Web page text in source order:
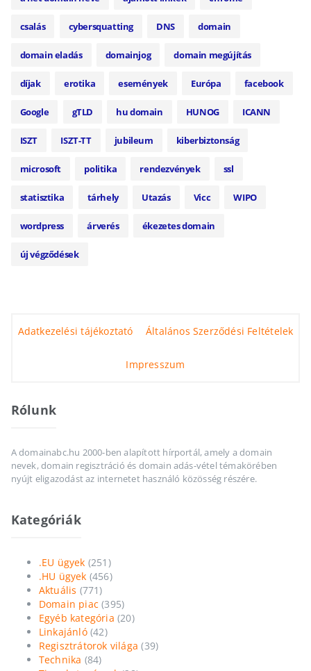
csalás cybersquatting DNS domain
domain eladás domainjog domain megújítás
díjak erotika események Európa facebook
Google gTLD hu domain HUNOG ICANN
ISZT ISZT-TT jubileum kiberbiztonság
microsoft politika rendezvények ssl
statisztika tárhely Utazás Vicc WIPO
wordpress árverés ékezetes domain
új végződések
Adatkezelési tájékoztató Általános Szerződési Feltételek
Impresszum
Rólunk
A domainabc.hu 2000-ben alapított hírportál, amely a domain
nevek, domain regisztráció és domain adás-vétel témakörében
nyújt eligazodást az internetet használó közösség részére.
Kategóriák
.EU ügyek (251)
.HU ügyek (456)
Aktuális (771)
Domain piac (395)
Egyéb kategória (20)
Linkajánló(42)
Regisztrátorok világa (39)
Technika (84)